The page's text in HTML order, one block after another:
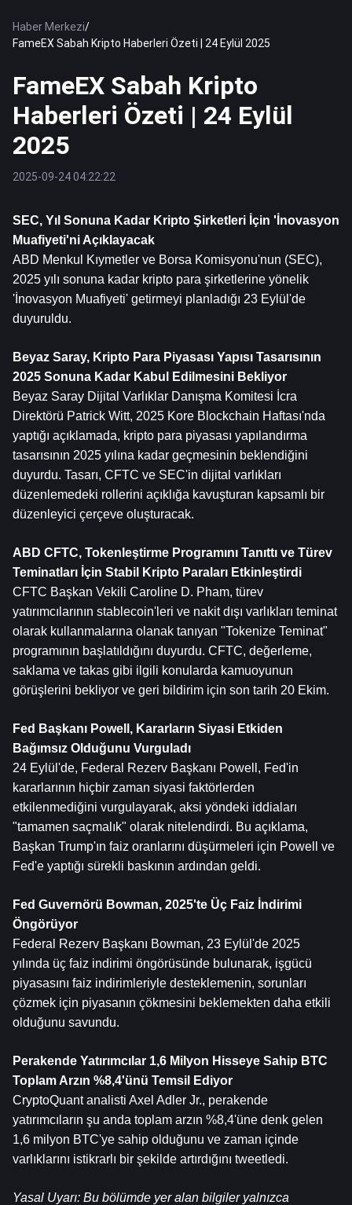
Haber Merkezi/
FameEX Sabah Kripto Haberleri Özeti | 24 Eylül 2025
FameEX Sabah Kripto
Haberleri Özeti | 24 Eylül
2025
2025-09-24 04:22:22
SEC, Yıl Sonuna Kadar Kripto Şirketleri İçin 'İnovasyon
Muafiyeti'ni Açıklayacak
ABD Menkul Kıymetler ve Borsa Komisyonu'nun (SEC),
2025 yılı sonuna kadar kripto para şirketlerine yönelik
'İnovasyon Muafiyeti' getirmeyi planladığı 23 Eylül'de
duyuruldu.
Beyaz Saray, Kripto Para Piyasası Yapısı Tasarısının
2025 Sonuna Kadar Kabul Edilmesini Bekliyor
Beyaz Saray Dijital Varlıklar Danışma Komitesi İcra
Direktörü Patrick Witt, 2025 Kore Blockchain Haftası'nda
yaptığı açıklamada, kripto para piyasası yapılandırma
tasarısının 2025 yılına kadar geçmesinin beklendiğini
duyurdu. Tasarı, CFTC ve SEC'in dijital varlıkları
düzenlemedeki rollerini açıklığa kavuşturan kapsamlı bir
düzenleyici çerçeve oluşturacak.
ABD CFTC, Tokenleştirme Programını Tanıttı ve Türev
Teminatları İçin Stabil Kripto Paraları Etkinleştirdi
CFTC Başkan Vekili Caroline D. Pham, türev
yatırımcılarının stablecoin'leri ve nakit dışı varlıkları teminat
olarak kullanmalarına olanak tanıyan "Tokenize Teminat"
programının başlatıldığını duyurdu. CFTC, değerleme,
saklama ve takas gibi ilgili konularda kamuoyunun
görüşlerini bekliyor ve geri bildirim için son tarih 20 Ekim.
Fed Başkanı Powell, Kararların Siyasi Etkiden
Bağımsız Olduğunu Vurguladı
24 Eylül'de, Federal Rezerv Başkanı Powell, Fed'in
kararlarının hiçbir zaman siyasi faktörlerden
etkilenmediğini vurgulayarak, aksi yöndeki iddiaları
"tamamen saçmalık" olarak nitelendirdi. Bu açıklama,
Başkan Trump'ın faiz oranlarını düşürmeleri için Powell ve
Fed'e yaptığı sürekli baskının ardından geldi.
Fed Guvernörü Bowman, 2025'te Üç Faiz İndirimi
Öngörüyor
Federal Rezerv Başkanı Bowman, 23 Eylül'de 2025
yılında üç faiz indirimi öngörüsünde bulunarak, işgücü
piyasasını faiz indirimleriyle desteklemenin, sorunları
çözmek için piyasanın çökmesini beklemekten daha etkili
olduğunu savundu.
Perakende Yatırımcılar 1,6 Milyon Hisseye Sahip BTC
Toplam Arzın %8,4'ünü Temsil Ediyor
CryptoQuant analisti Axel Adler Jr., perakende
yatırımcıların şu anda toplam arzın %8,4'üne denk gelen
1,6 milyon BTC'ye sahip olduğunu ve zaman içinde
varlıklarını istikrarlı bir şekilde artırdığını tweetledi.
Yasal Uyarı: Bu bölümde yer alan bilgiler yalnızca